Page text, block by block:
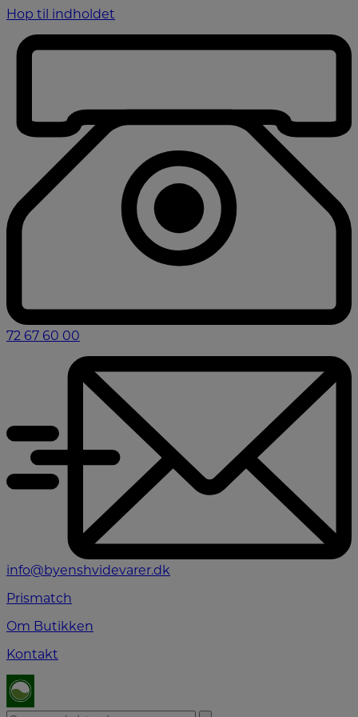
Hop til indholdet
72 67 60 00
info@byenshvidevarer.dk
Prismatch
Om Butikken
Kontakt